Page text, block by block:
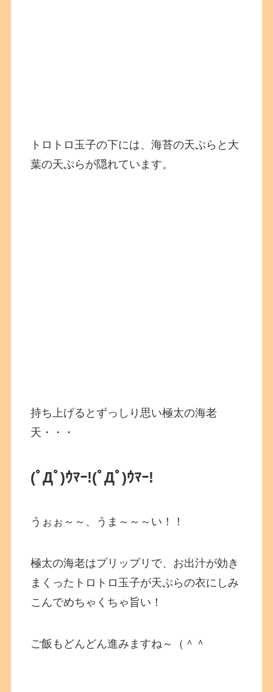
トロトロ玉子の下には、海苔の天ぷらと大
葉の天ぷらが隠れています。
持ち上げるとずっしり思い極太の海老
天・・・
(ﾟДﾟ)ｳﾏｰ!(ﾟДﾟ)ｳﾏｰ!
うぉぉ～～、うま～～～い！！
極太の海老はプリップリで、お出汁が効き
まくったトロトロ玉子が天ぷらの衣にしみ
こんでめちゃくちゃ旨い！
ご飯もどんどん進みますね～（＾＾